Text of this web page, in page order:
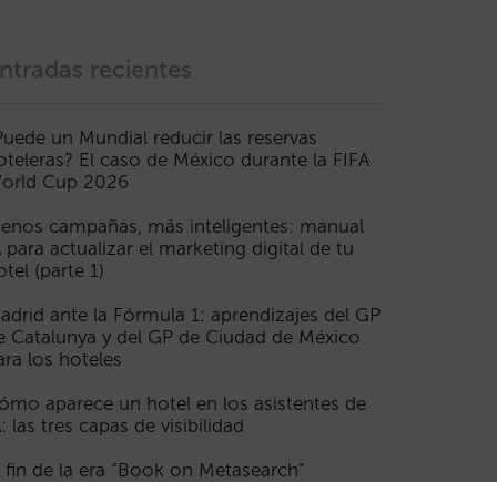
recientes
un Mundial reducir las reservas
El caso de México durante la FIFA
Cup 2026
campañas, más inteligentes: manual
para actualizar el marketing digital de tu
(parte 1)
ante la Fórmula 1: aprendizajes del GP
Catalunya y del GP de Ciudad de México
los hoteles
aparece un hotel en los asistentes de
las tres capas de visibilidad
fin de la era “Book on Metasearch”